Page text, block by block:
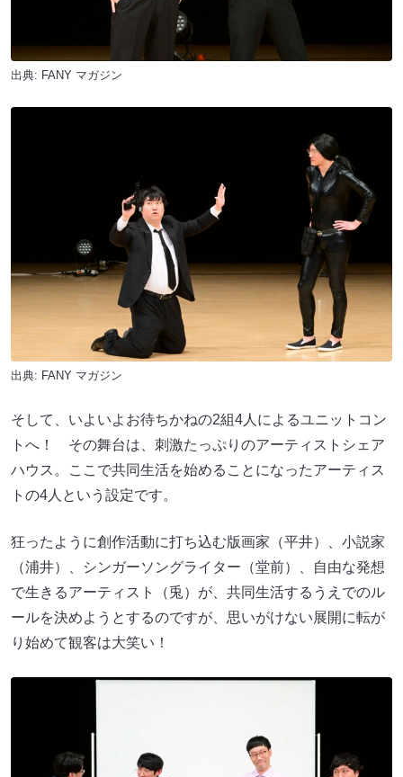
出典: FANY マガジン
出典: FANY マガジン
そして、いよいよお待ちかねの2組4人によるユニットコン
トへ！ その舞台は、刺激たっぷりのアーティストシェア
ハウス。ここで共同生活を始めることになったアーティス
トの4人という設定です。
狂ったように創作活動に打ち込む版画家（平井）、小説家
（浦井）、シンガーソングライター（堂前）、自由な発想
で生きるアーティスト（兎）が、共同生活するうえでのル
ールを決めようとするのですが、思いがけない展開に転が
り始めて観客は大笑い！